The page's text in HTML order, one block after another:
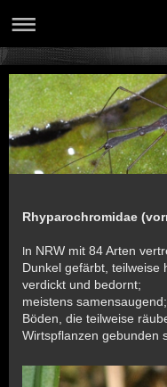
Rhyparochromidae
In NRW mit 84 Arten
Dunkel gefärbt, teilweise
verdickt und bedornt;
meistens
Böden, die teilweise
Wirtspflanzen gebunden